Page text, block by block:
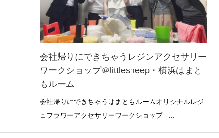
会社帰りにできちゃうレジンアクセサリー
ワークショップ＠littlesheep・横浜はまと
もルーム
会社帰りにできちゃうはまともルームオリジナルレジ
ュフラワーアクセサリーワークショップ ...